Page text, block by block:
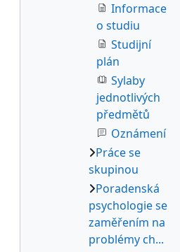
Informace
o studiu
Studijní
plán
Sylaby
jednotlivých
předmětů
Oznámení
Práce se
skupinou
Poradenská
psychologie se
zaměřením na
problémy ch...